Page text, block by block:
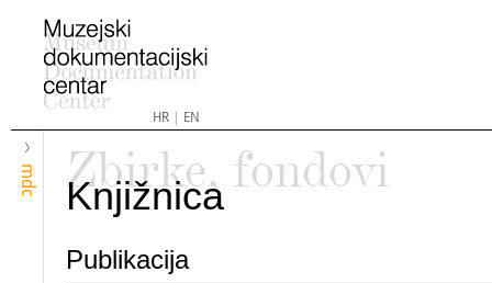
HR| EN
mdc
Zbirke, fondovi
Knjižnica
Publikacija